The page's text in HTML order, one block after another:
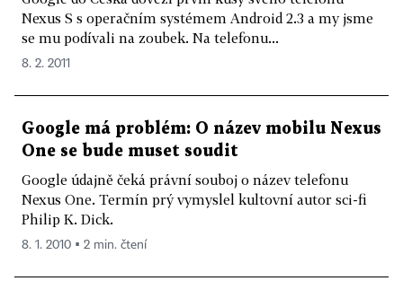
Nexus S s operačním systémem Android 2.3 a my jsme
se mu podívali na zoubek. Na telefonu...
8. 2. 2011
Google má problém: O název mobilu Nexus
One se bude muset soudit
Google údajně čeká právní souboj o název telefonu
Nexus One. Termín prý vymyslel kultovní autor sci-fi
Philip K. Dick.
8. 1. 2010 ▪ 2 min. čtení